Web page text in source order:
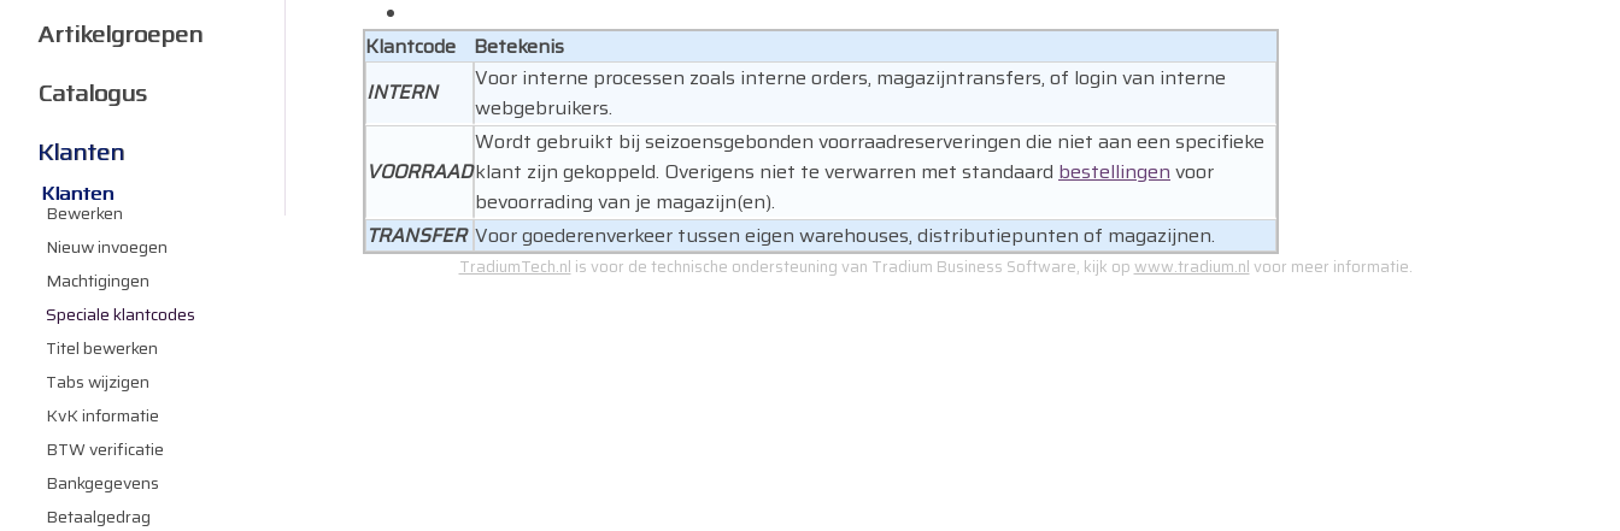
Klantcode
Betekenis
INTERN
Voor interne processen zoals interne orders, magazijntransfers, of login van interne
webgebruikers.
VOORRAAD
Wordt gebruikt bij seizoensgebonden voorraadreserveringen die niet aan een specifieke
klant zijn gekoppeld. Overigens niet te verwarren met standaard bestellingen voor
bevoorrading van je magazijn(en).
TRANSFER Voor goederenverkeer tussen eigen warehouses, distributiepunten of magazijnen.
TradiumTech.nl is voor de technische ondersteuning van Tradium Business Software, kijk opwww.tradium.nlvoor meer informatie.
Artikelgroepen
Catalogus
Klanten
Klanten
Bewerken
Nieuw invoegen
Machtigingen
Speciale klantcodes
Titel bewerken
Tabs wijzigen
KvK informatie
BTW verificatie
Bankgegevens
Betaalgedrag